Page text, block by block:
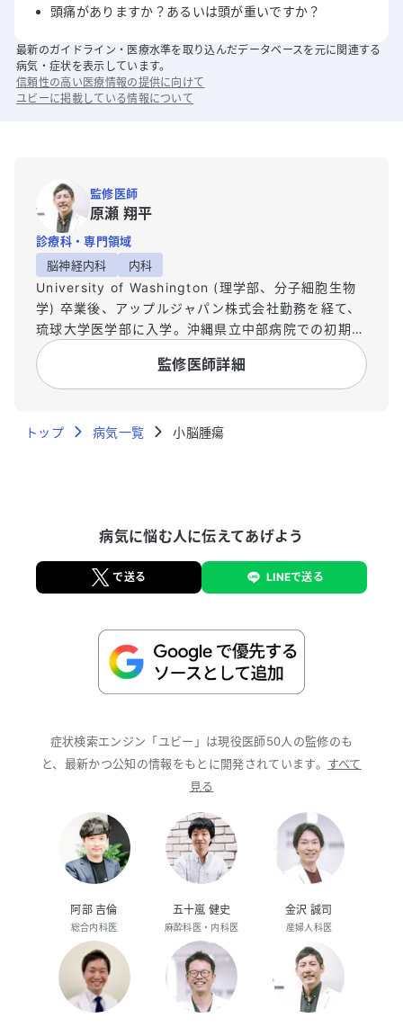
頭痛がありますか？あるいは頭が重いですか？
最新のガイドライン・医療水準を取り込んだデータベースを元に関連する
病気・症状を表示しています。
信頼性の高い医療情報の提供に向けて
ユビーに掲載している情報について
監修医師
原瀬 翔平
診療科・専門領域
脳神経内科
内科
University of Washington (理学部、分子細胞生物
学) 卒業後、アップルジャパン株式会社勤務を経て、
琉球大学医学部に入学。沖縄県立中部病院での初期臨
床研修（2016, 2017年度最優秀研修医賞受賞）修了
後、2018年4月に亀田総合病院に入職。同院脳神経
内科ベスト指導医(2019, 2020)を受賞。2018年から
り、臨床だけでなく研修病院における医学教育にも力
による症候性てんかん、高次脳機能評価、リハビリ、
に対応できる。 日本語、英語(ネイティブ)、中国語
(日常会話)での対応も可能。
監修医師詳細
トップ 病気一覧 小脳腫瘍
病気に悩む人に伝えてあげよう
で送る LINEで送る
症状検索エンジン「ユビー」は現役医師50人の監修のも
と、最新かつ公知の情報をもとに開発されています。 すべて
見る
阿部 吉倫
総合内科医
五十嵐 健史
麻酔科医・内科医
金沢 誠司
産婦人科医